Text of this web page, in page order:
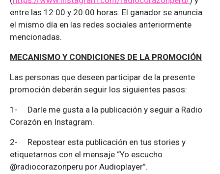
entre las 12:00 y 20:00 horas. El ganador se anuncia
el mismo día en las redes sociales anteriormente
mencionadas.
MECANISMO Y CONDICIONES DE LA PROMOCIÓN
Las personas que deseen participar de la presente
promoción deberán seguir los siguientes pasos:
1- Darle me gusta a la publicación y seguir a Radio
Corazón en Instagram.
2- Repostear esta publicación en tus stories y
etiquetarnos con el mensaje “Yo escucho
@radiocorazonperu por Audioplayer”.